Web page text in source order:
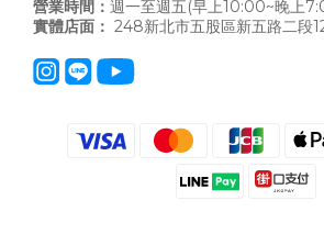
營業時間： 週一至週五(早上10:00~晚上
實體店面： 248新北市五股區新五路二段